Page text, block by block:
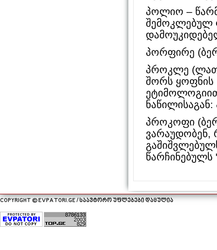
პოლიო –
შემოკლებულ
პორფირე
პროკლე
შორს ყოფნის
პროკოფი
ვარაუდობენ,
წარჩინებულს
COPYRIGHT © EVPATORI.GE / საავტორო უფლებები დაცულია